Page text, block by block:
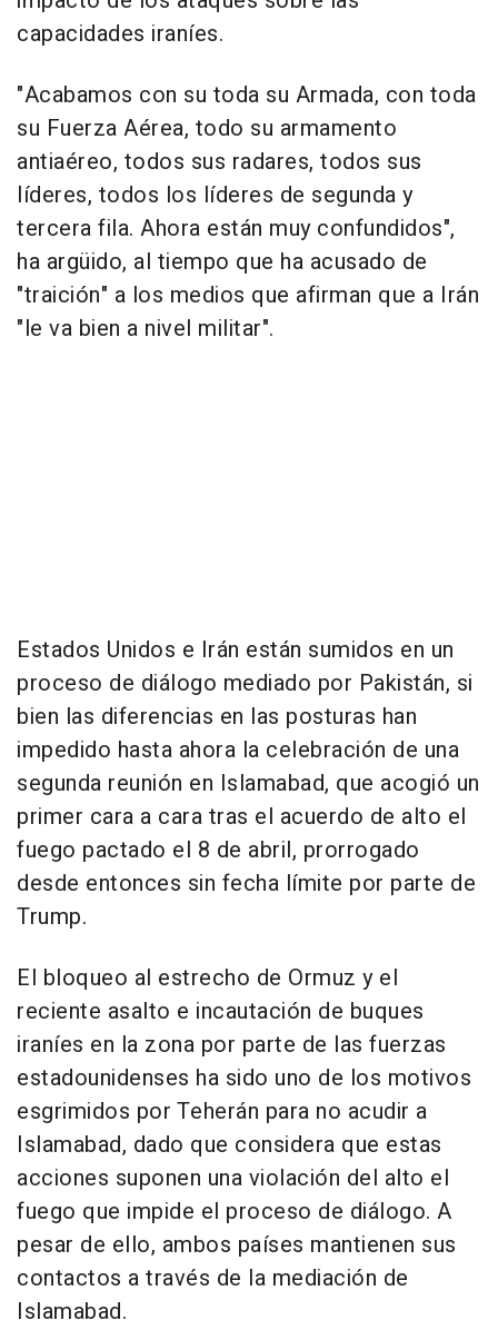
capacidades iraníes.
"Acabamos con su toda su Armada, con toda
su Fuerza Aérea, todo su armamento
antiaéreo, todos sus radares, todos sus
líderes, todos los líderes de segunda y
tercera fila. Ahora están muy confundidos",
ha argüido, al tiempo que ha acusado de
"traición" a los medios que afirman que a Irán
"le va bien a nivel militar".
Estados Unidos e Irán están sumidos en un
proceso de diálogo mediado por Pakistán, si
bien las diferencias en las posturas han
impedido hasta ahora la celebración de una
segunda reunión en Islamabad, que acogió un
primer cara a cara tras el acuerdo de alto el
fuego pactado el 8 de abril, prorrogado
desde entonces sin fecha límite por parte de
Trump.
El bloqueo al estrecho de Ormuz y el
reciente asalto e incautación de buques
iraníes en la zona por parte de las fuerzas
estadounidenses ha sido uno de los motivos
esgrimidos por Teherán para no acudir a
Islamabad, dado que considera que estas
acciones suponen una violación del alto el
fuego que impide el proceso de diálogo. A
pesar de ello, ambos países mantienen sus
contactos a través de la mediación de
Islamabad.